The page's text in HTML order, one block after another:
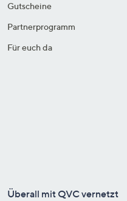
Gutscheine
Partnerprogramm
Für euch da
Überall mit QVC vernetzt